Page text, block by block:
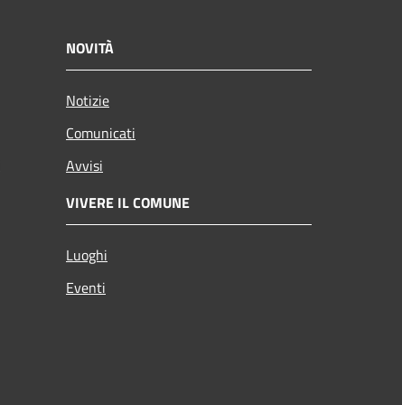
NOVITÀ
Notizie
Comunicati
Avvisi
VIVERE IL COMUNE
Luoghi
Eventi